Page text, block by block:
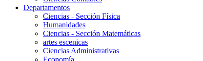
Departamentos
Ciencias - Sección Física
Humanidades
Ciencias - Sección Matemáticas
artes escenicas
Ciencias Administrativas
Economía